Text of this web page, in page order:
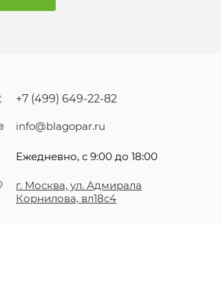
+7 (499) 649-22-82
info@blagopar.ru
Ежедневно, с 9:00 до 18:00
г. Москва, ул. Адмирала
Корнилова, вл18с4